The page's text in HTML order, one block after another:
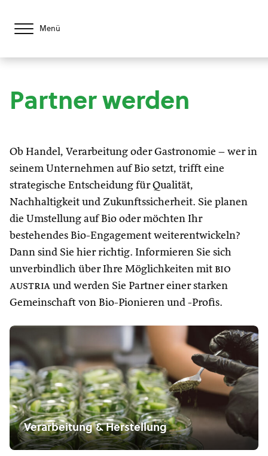
Menü
Partner werden
Ob Handel, Verarbeitung oder Gastronomie – wer in
seinem Unternehmen auf Bio setzt, trifft eine
strategische Entscheidung für Qualität,
Nachhaltigkeit und Zukunftssicherheit. Sie planen
die Umstellung auf Bio oder möchten Ihr
bestehendes Bio-Engagement weiterentwickeln?
Dann sind Sie hier richtig. Informieren Sie sich
unverbindlich über Ihre Möglichkeiten mit bio
austria und werden Sie Partner einer starken
Gemeinschaft von Bio-Pionieren und -Profis.
Verarbeitung & Herstellung